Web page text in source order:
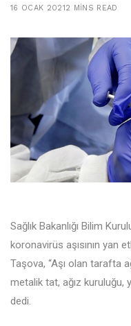
16 OCAK 20212 MINS READ
Sağlık Bakanlığı Bilim
koronavirüs aşısının yan
Taşova, “Aşı olan tarafta
metalik tat, ağız kuruluğu,
dedi.